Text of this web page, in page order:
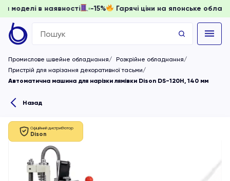
доки моделі в наявності -15% Гарячі ціни на
Search
for:
Промислове швейне обладнання
Розкрійне обладнання
Пристрій для нарізання декоративної тасьми
Автоматична машина для нарізки лямівки Dison DS-120H, 140 мм
Назад
Офіційний дистриб'ютор
Dison